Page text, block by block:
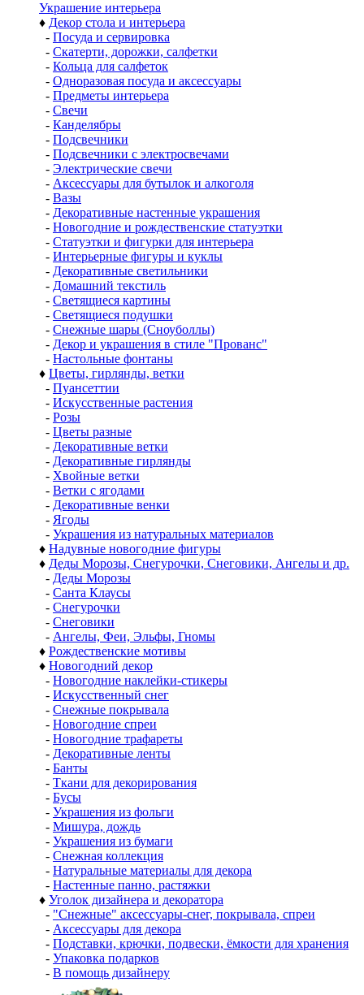
Украшение интерьера
♦ Декор стола и интерьера
- Посуда и сервировка
- Скатерти, дорожки, салфетки
- Кольца для салфеток
- Одноразовая посуда и аксессуары
- Предметы интерьера
- Свечи
- Канделябры
- Подсвечники
- Подсвечники с электросвечами
- Электрические свечи
- Аксессуары для бутылок и алкоголя
- Вазы
- Декоративные настенные украшения
- Новогодние и рождественские статуэтки
- Статуэтки и фигурки для интерьера
- Интерьерные фигуры и куклы
- Декоративные светильники
- Домашний текстиль
- Светящиеся картины
- Светящиеся подушки
- Снежные шары (Сноуболлы)
- Декор и украшения в стиле "Прованс"
- Настольные фонтаны
♦ Цветы, гирлянды, ветки
- Пуансеттии
- Искусственные растения
- Розы
- Цветы разные
- Декоративные ветки
- Декоративные гирлянды
- Хвойные ветки
- Ветки с ягодами
- Декоративные венки
- Ягоды
- Украшения из натуральных материалов
♦ Надувные новогодние фигуры
♦ Деды Морозы, Снегурочки, Снеговики, Ангелы и др.
- Деды Морозы
- Санта Клаусы
- Снегурочки
- Снеговики
- Ангелы, Феи, Эльфы, Гномы
♦ Рождественские мотивы
♦ Новогодний декор
- Новогодние наклейки-стикеры
- Искусственный снег
- Снежные покрывала
- Новогодние спреи
- Новогодние трафареты
- Декоративные ленты
- Банты
- Ткани для декорирования
- Бусы
- Украшения из фольги
- Мишура, дождь
- Украшения из бумаги
- Снежная коллекция
- Натуральные материалы для декора
- Настенные панно, растяжки
♦ Уголок дизайнера и декоратора
- "Снежные" аксессуары-снег, покрывала, спреи
- Аксессуары для декора
- Подставки, крючки, подвески, ёмкости для хранения
- Упаковка подарков
- В помощь дизайнеру